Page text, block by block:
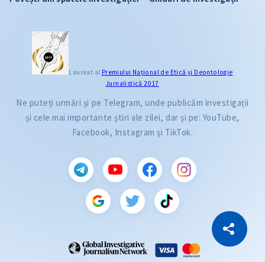
Copiază Link
Laureat al Premiului Naţional de Etică și Deontologie
Jurnalistică 2017
Ne puteți urmări și pe Telegram, unde publicăm investigații
și cele mai importante știri ale zilei, dar și pe: YouTube,
Facebook, Instagram și TikTok.